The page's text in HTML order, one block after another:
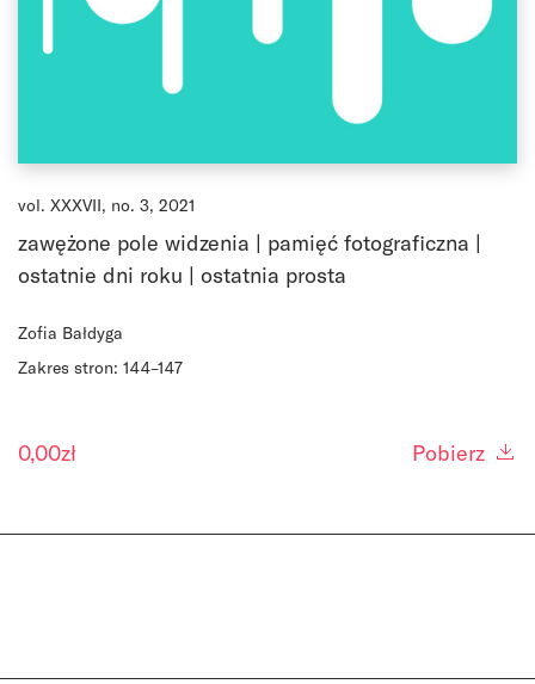
vol. XXXVII, no. 3, 2021
zawężone pole widzenia | pamięć fotograficzna |
ostatnie dni roku | ostatnia prosta
Zofia Bałdyga
Zakres stron: 144–147
0,00zł Pobierz